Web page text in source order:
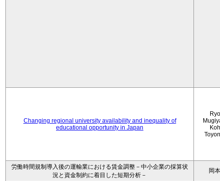
Changing regional university availability and inequality of
educational opportunity in Japan
労働時間規制導入後の運輸業における賃金調整－中小企業の採算状
況と資金制約に着目した短期分析－
岡